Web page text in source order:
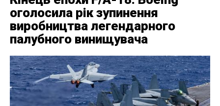
оголосила рік зупинення
виробництва легендарного
палубного винищувача